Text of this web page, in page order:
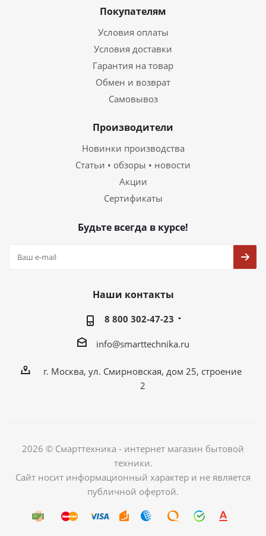
Покупателям
Условия оплаты
Условия доставки
Гарантия на товар
Обмен и возврат
Самовывоз
Производители
Новинки производства
Статьи • обзоры • новости
Акции
Сертификаты
Будьте всегда в курсе!
Наши контакты
8 800 302-47-23
info@smarttechnika.ru
г. Москва, ул. Смирновская, дом 25, строение
2
2026 © Смарттехника - интернет магазин бытовой
техники.
Сайт носит информационный характер и не является
публичной офертой.